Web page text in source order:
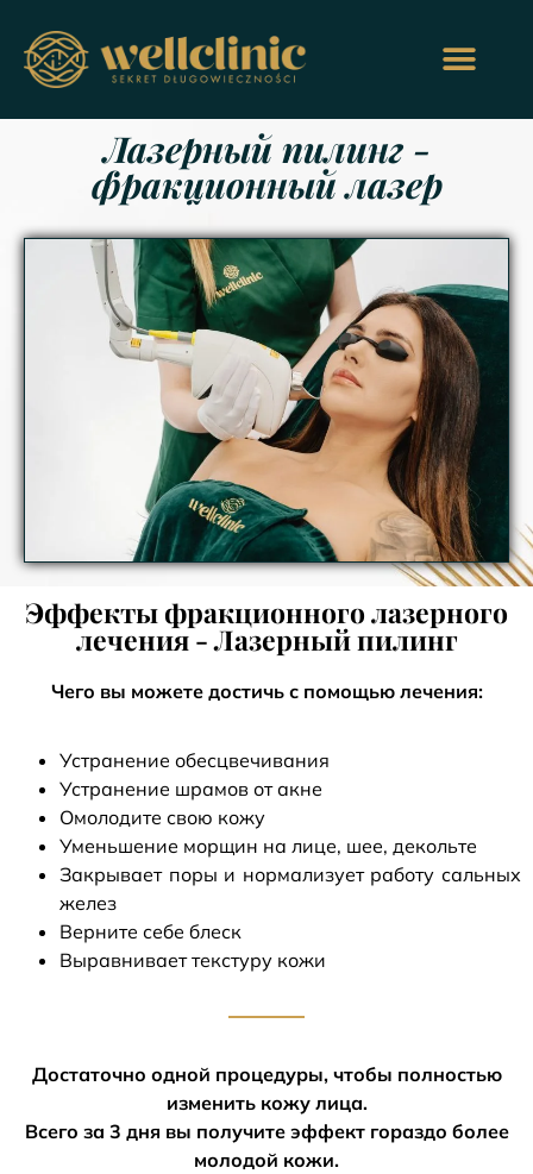
Лазерный пилинг -
фракционный лазер
Эффекты фракционного лазерного
лечения - Лазерный пилинг
Чего вы можете достичь с помощью лечения:
Устранение обесцвечивания
Устранение шрамов от акне
Омолодите свою кожу
Уменьшение морщин на лице, шее, декольте
Закрывает поры и нормализует работу сальных
желез
Верните себе блеск
Выравнивает текстуру кожи
Достаточно одной процедуры, чтобы полностью
изменить кожу лица.
Всего за 3 дня вы получите эффект гораздо более
молодой кожи.